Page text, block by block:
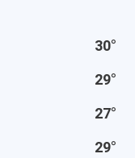
30°
29°
27°
29°